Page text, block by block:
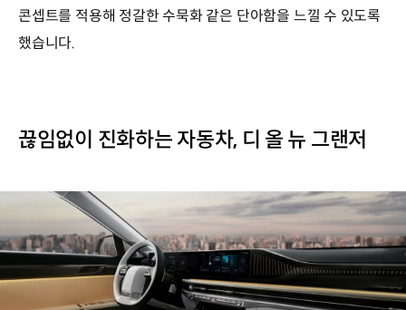
콘셉트를 적용해 정갈한 수묵화 같은 단아함을 느낄 수 있도록
했습니다.
끊임없이 진화하는 자동차, 디 올 뉴 그랜저